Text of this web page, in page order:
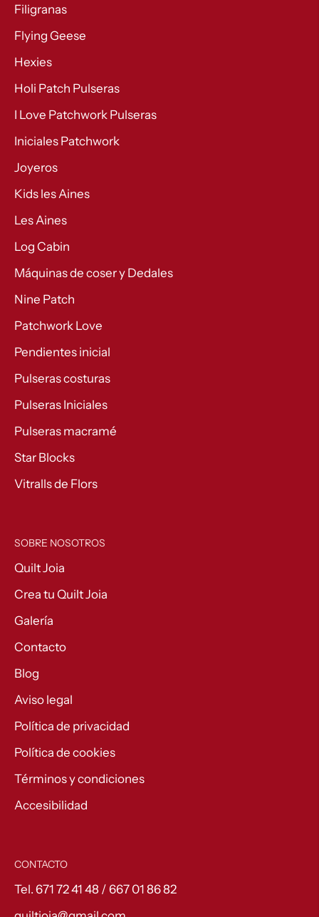
Filigranas
Flying Geese
Hexies
Holi Patch Pulseras
I Love Patchwork Pulseras
Iniciales Patchwork
Joyeros
Kids les Aines
Les Aines
Log Cabin
Máquinas de coser y Dedales
Nine Patch
Patchwork Love
Pendientes inicial
Pulseras costuras
Pulseras Iniciales
Pulseras macramé
Star Blocks
Vitralls de Flors
SOBRE NOSOTROS
Quilt Joia
Crea tu Quilt Joia
Galería
Contacto
Blog
Aviso legal
Política de privacidad
Política de cookies
Términos y condiciones
Accesibilidad
CONTACTO
Tel. 671 72 41 48 / 667 01 86 82